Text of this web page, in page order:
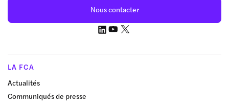
Nous contacter
LA FCA
Actualités
Communiqués de presse